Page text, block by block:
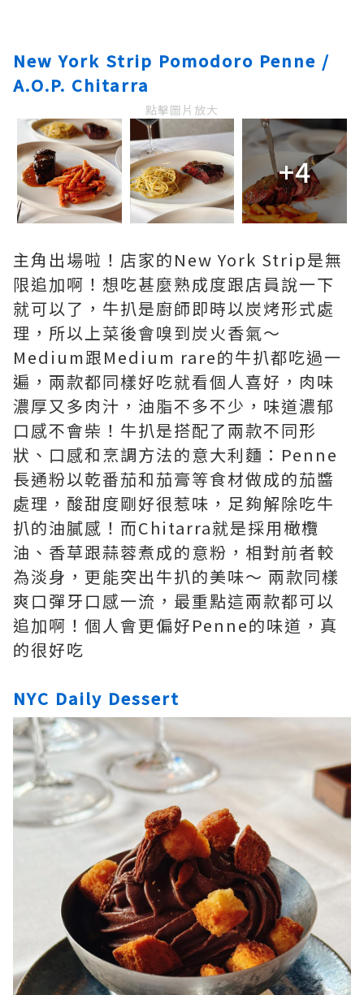
New York Strip Pomodoro Penne /
A.O.P. Chitarra
點擊圖片放大
+4
主角出場啦！店家的New York Strip是無
限追加啊！想吃甚麼熟成度跟店員說一下
就可以了，牛扒是廚師即時以炭烤形式處
理，所以上菜後會嗅到炭火香氣～
Medium跟Medium rare的牛扒都吃過一
遍，兩款都同樣好吃就看個人喜好，肉味
濃厚又多肉汁，油脂不多不少，味道濃郁
口感不會柴！牛扒是搭配了兩款不同形
狀、口感和烹調方法的意大利麵：Penne
長通粉以乾番茄和茄膏等食材做成的茄醬
處理，酸甜度剛好很惹味，足夠解除吃牛
扒的油膩感！而Chitarra就是採用橄欖
油、香草跟蒜蓉煮成的意粉，相對前者較
為淡身，更能突出牛扒的美味～ 兩款同樣
爽口彈牙口感一流，最重點這兩款都可以
追加啊！個人會更偏好Penne的味道，真
的很好吃
NYC Daily Dessert